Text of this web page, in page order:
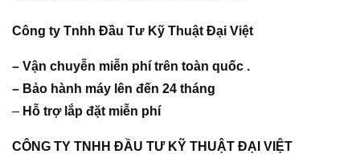
Công ty Tnhh Đầu Tư Kỹ Thuật Đại Việt
– Vận chuyễn miễn phí trên toàn quốc .
– Bảo hành máy lên đến 24 tháng
– Hỗ trợ lắp đặt miễn phí
CÔNG TY TNHH ĐẦU TƯ KỸ THUẬT ĐẠI VIỆT